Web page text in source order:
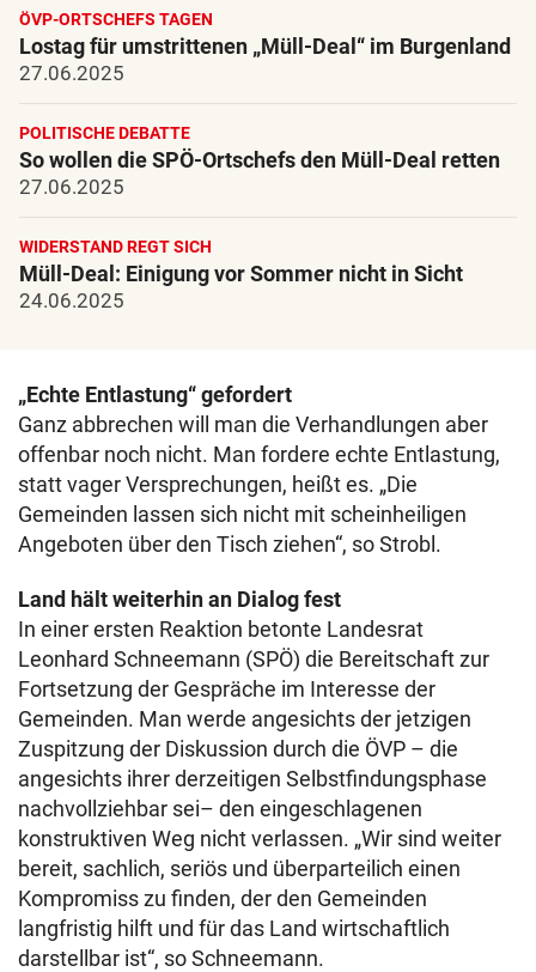
ÖVP-ORTSCHEFS TAGEN
Lostag für umstrittenen „Müll-Deal“ im Burgenland
27.06.2025
POLITISCHE DEBATTE
So wollen die SPÖ-Ortschefs den Müll-Deal retten
27.06.2025
WIDERSTAND REGT SICH
Müll-Deal: Einigung vor Sommer nicht in Sicht
24.06.2025
„Echte Entlastung“ gefordert
Ganz abbrechen will man die Verhandlungen aber
offenbar noch nicht. Man fordere echte Entlastung,
statt vager Versprechungen, heißt es. „Die
Gemeinden lassen sich nicht mit scheinheiligen
Angeboten über den Tisch ziehen“, so Strobl.
Land hält weiterhin an Dialog fest
In einer ersten Reaktion betonte Landesrat
Leonhard Schneemann (SPÖ) die Bereitschaft zur
Fortsetzung der Gespräche im Interesse der
Gemeinden. Man werde angesichts der jetzigen
Zuspitzung der Diskussion durch die ÖVP – die
angesichts ihrer derzeitigen Selbstfindungsphase
nachvollziehbar sei– den eingeschlagenen
konstruktiven Weg nicht verlassen. „Wir sind weiter
bereit, sachlich, seriös und überparteilich einen
Kompromiss zu finden, der den Gemeinden
langfristig hilft und für das Land wirtschaftlich
darstellbar ist“, so Schneemann.